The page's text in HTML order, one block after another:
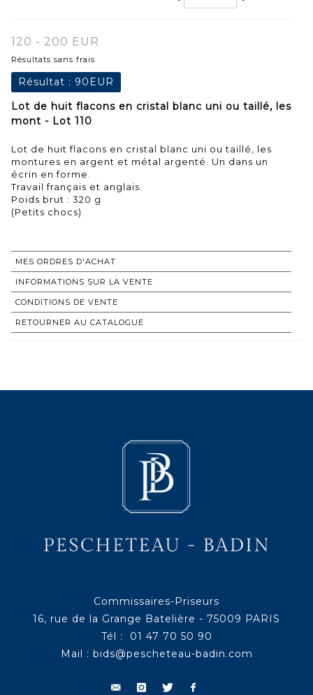
120 - 200 EUR
Résultats sans frais
Résultat : 90EUR
Lot de huit flacons en cristal blanc uni ou taillé, les
mont - Lot 110
Lot de huit flacons en cristal blanc uni ou taillé, les
montures en argent et métal argenté. Un dans un
écrin en forme.
Travail français et anglais.
Poids brut : 320 g
(Petits chocs)
MES ORDRES D'ACHAT
INFORMATIONS SUR LA VENTE
CONDITIONS DE VENTE
RETOURNER AU CATALOGUE
Commissaires-Priseurs
16, rue de la Grange Batelière - 75009 PARIS
Tél : 01 47 70 50 90
Mail : bids@pescheteau-badin.com